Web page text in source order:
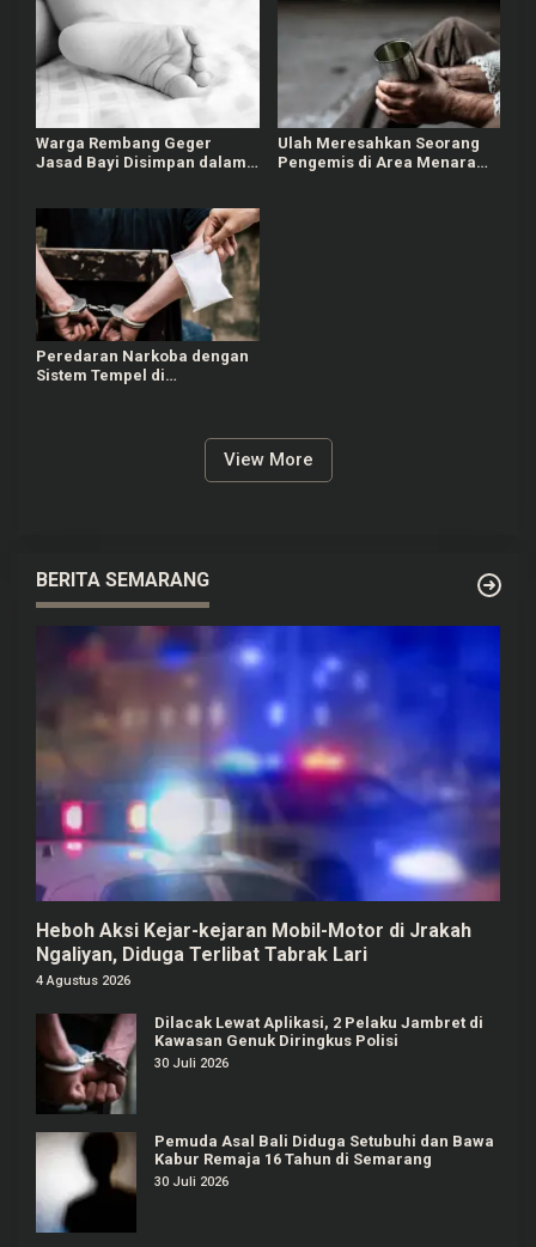
Warga Rembang Geger
Jasad Bayi Disimpan dalam
Ulah Meresahkan Seorang
Pengemis di Area Menara
Peredaran Narkoba dengan
Sistem Tempel di
View More
BERITA SEMARANG
Heboh Aksi Kejar-kejaran Mobil-Motor di Jrakah
Ngaliyan, Diduga Terlibat Tabrak Lari
4 Agustus 2026
Dilacak Lewat Aplikasi, 2 Pelaku Jambret di
Kawasan Genuk Diringkus Polisi
30 Juli 2026
Pemuda Asal Bali Diduga Setubuhi dan Bawa
Kabur Remaja 16 Tahun di Semarang
30 Juli 2026